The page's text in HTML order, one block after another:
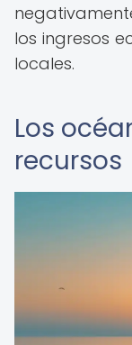
los ingresos
locales.
Los
recursos